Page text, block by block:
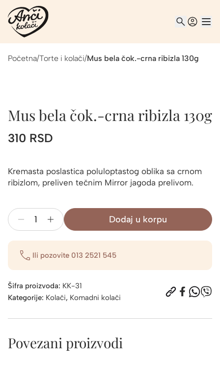
Početna/Torte i kolači/Mus bela čok.-crna ribizla 130g
Mus bela čok.-crna ribizla 130g
310 RSD
Kremasta poslastica poluloptastog oblika sa crnom
ribizlom, preliven tečnim Mirror jagoda prelivom.
crna
ribizla
130g
količina
Dodaj u korpu
Ili pozovite 013 2521 545
Šifra proizvoda: KK-31
Kategorije: Kolači, Komadni kolači
Povezani proizvodi